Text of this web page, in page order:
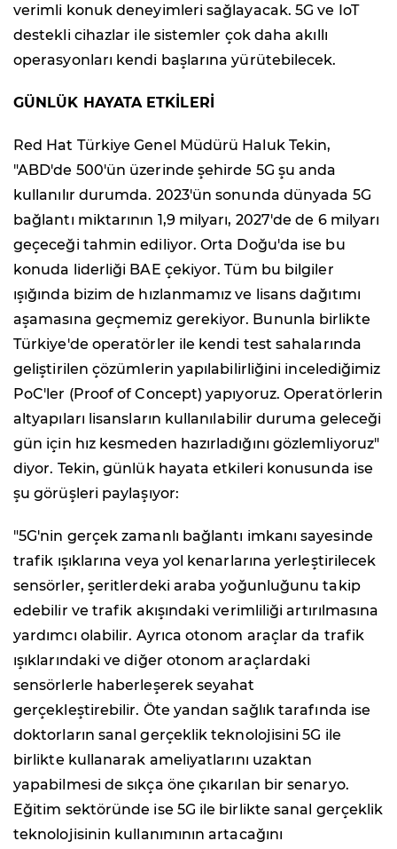
verimli konuk deneyimleri sağlayacak. 5G ve IoT
destekli cihazlar ile sistemler çok daha akıllı
operasyonları kendi başlarına yürütebilecek.
GÜNLÜK HAYATA ETKİLERİ
Red Hat Türkiye Genel Müdürü Haluk Tekin,
"ABD'de 500'ün üzerinde şehirde 5G şu anda
kullanılır durumda. 2023'ün sonunda dünyada 5G
bağlantı miktarının 1,9 milyarı, 2027'de de 6 milyarı
geçeceği tahmin ediliyor. Orta Doğu'da ise bu
konuda liderliği BAE çekiyor. Tüm bu bilgiler
ışığında bizim de hızlanmamız ve lisans dağıtımı
aşamasına geçmemiz gerekiyor. Bununla birlikte
Türkiye'de operatörler ile kendi test sahalarında
geliştirilen çözümlerin yapılabilirliğini incelediğimiz
PoC'ler (Proof of Concept) yapıyoruz. Operatörlerin
altyapıları lisansların kullanılabilir duruma geleceği
gün için hız kesmeden hazırladığını gözlemliyoruz"
diyor. Tekin, günlük hayata etkileri konusunda ise
şu görüşleri paylaşıyor:
"5G'nin gerçek zamanlı bağlantı imkanı sayesinde
trafik ışıklarına veya yol kenarlarına yerleştirilecek
sensörler, şeritlerdeki araba yoğunluğunu takip
edebilir ve trafik akışındaki verimliliği artırılmasına
yardımcı olabilir. Ayrıca otonom araçlar da trafik
ışıklarındaki ve diğer otonom araçlardaki
sensörlerle haberleşerek seyahat
gerçekleştirebilir. Öte yandan sağlık tarafında ise
doktorların sanal gerçeklik teknolojisini 5G ile
birlikte kullanarak ameliyatlarını uzaktan
yapabilmesi de sıkça öne çıkarılan bir senaryo.
Eğitim sektöründe ise 5G ile birlikte sanal gerçeklik
teknolojisinin kullanımının artacağını